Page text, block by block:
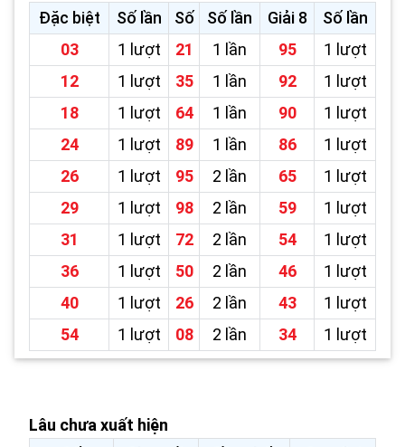
Đặc biệt Số lần Số Số lần Giải 8
Số lần
03
1 lượt 21 1 lần 95
1 lượt
12
1 lượt 35 1 lần 92
1 lượt
18
1 lượt 64 1 lần 90
1 lượt
24
1 lượt 89 1 lần 86
1 lượt
26
1 lượt 95 2 lần 65
1 lượt
29
1 lượt 98 2 lần 59
1 lượt
31
1 lượt 72 2 lần 54
1 lượt
36
1 lượt 50 2 lần 46
1 lượt
40
1 lượt 26 2 lần 43
1 lượt
54
1 lượt 08 2 lần 34 1 lượt
Lâu chưa xuất hiện